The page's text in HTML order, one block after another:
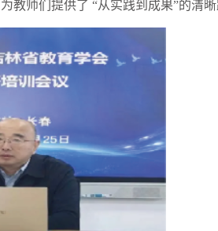
师们提供了 “从实践到成果”的清晰